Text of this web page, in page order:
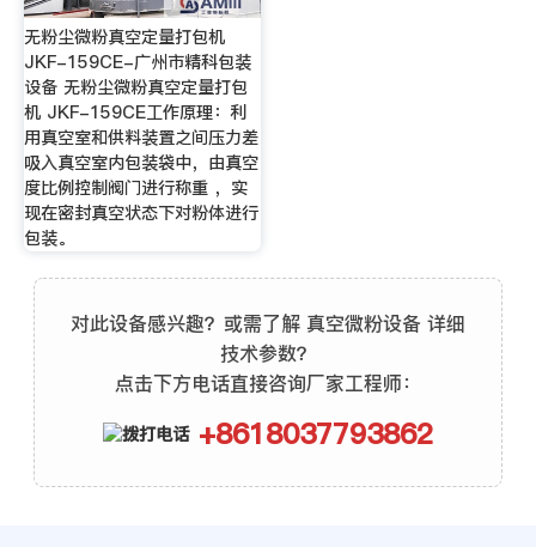
无粉尘微粉真空定量打包机
JKF-159CE-广州市精科包装
设备 无粉尘微粉真空定量打包
机 JKF-159CE工作原理：利
用真空室和供料装置之间压力差
吸入真空室内包装袋中，由真空
度比例控制阀门进行称重 ，实
现在密封真空状态下对粉体进行
包装。
对此设备感兴趣？或需了解 真空微粉设备 详细
技术参数？
点击下方电话直接咨询厂家工程师：
+8618037793862